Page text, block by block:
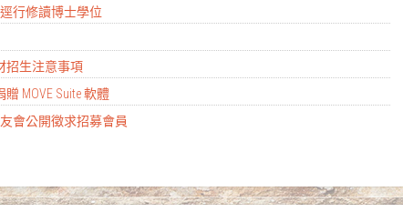
行修讀博士學位
招生注意事項
贈 MOVE Suite 軟體
會公開徵求招募會員